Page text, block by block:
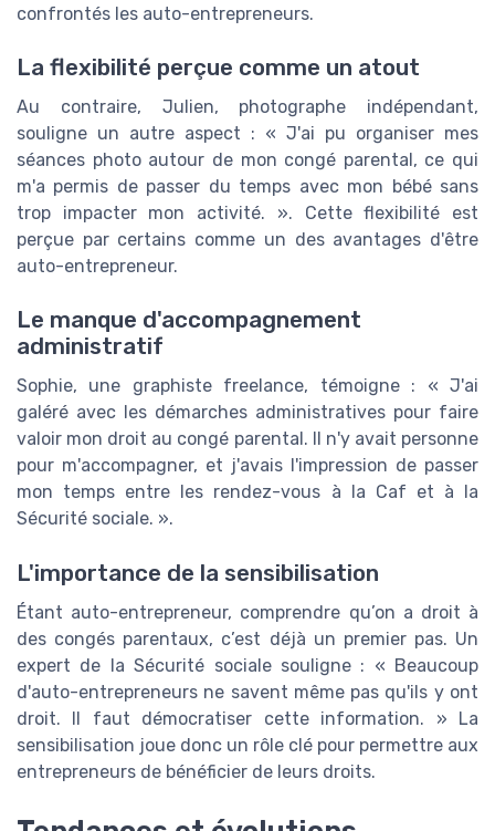
confrontés les auto-entrepreneurs.
La flexibilité perçue comme un atout
Au contraire, Julien, photographe indépendant,
souligne un autre aspect : « J'ai pu organiser mes
séances photo autour de mon congé parental, ce qui
m'a permis de passer du temps avec mon bébé sans
trop impacter mon activité. ». Cette flexibilité est
perçue par certains comme un des avantages d'être
auto-entrepreneur.
Le manque d'accompagnement
administratif
Sophie, une graphiste freelance, témoigne : « J'ai
galéré avec les démarches administratives pour faire
valoir mon droit au congé parental. Il n'y avait personne
pour m'accompagner, et j'avais l'impression de passer
mon temps entre les rendez-vous à la Caf et à la
Sécurité sociale. ».
L'importance de la sensibilisation
Étant auto-entrepreneur, comprendre qu’on a droit à
des congés parentaux, c’est déjà un premier pas. Un
expert de la Sécurité sociale souligne : « Beaucoup
d'auto-entrepreneurs ne savent même pas qu'ils y ont
droit. Il faut démocratiser cette information. » La
sensibilisation joue donc un rôle clé pour permettre aux
entrepreneurs de bénéficier de leurs droits.